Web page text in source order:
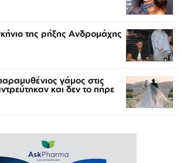
της ρήξης Ανδρομάχης
γάμος στις
και δεν το πήρε